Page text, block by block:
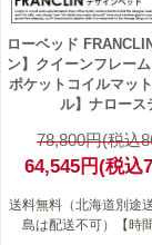
ローベッド
ン】クイーンフレー
ポケットコイルマッ
ル】ナロース
78,800円(税込
64,545円(税込
送料無料（北海道別途
島は配送不可）【時